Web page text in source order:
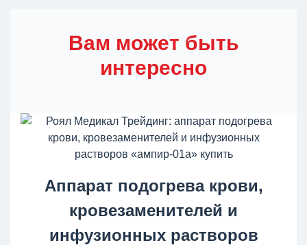
Вам может быть
интересно
Аппарат подогрева крови,
кровезаменителей и
инфузионных растворов